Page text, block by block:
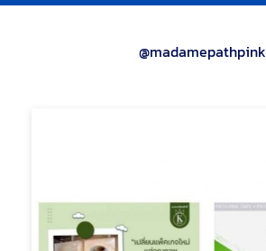
@madamepathpink